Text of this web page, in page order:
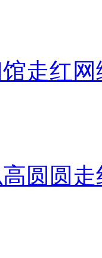
走红网
圆圆走